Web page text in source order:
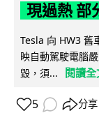
現過熱 部
Tesla 向 HW3 舊
映自動駕駛電腦
毀，須...
閱讀全
5 分享